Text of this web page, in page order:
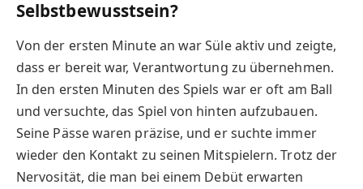
Selbstbewusstsein?
Von der ersten Minute an war Süle aktiv und zeigte,
dass er bereit war, Verantwortung zu übernehmen.
In den ersten Minuten des Spiels war er oft am Ball
und versuchte, das Spiel von hinten aufzubauen.
Seine Pässe waren präzise, und er suchte immer
wieder den Kontakt zu seinen Mitspielern. Trotz der
Nervosität, die man bei einem Debüt erwarten